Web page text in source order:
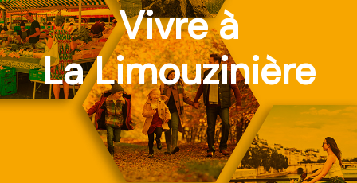
Vivre à
La Limouzinière